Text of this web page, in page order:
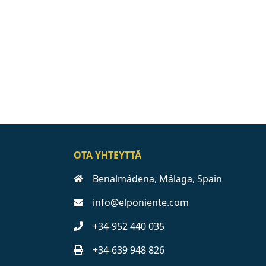
OTA YHTEYTTÄ
Benalmádena, Málaga, Spain
info@elponiente.com
+34-952 440 035
+34-639 948 826